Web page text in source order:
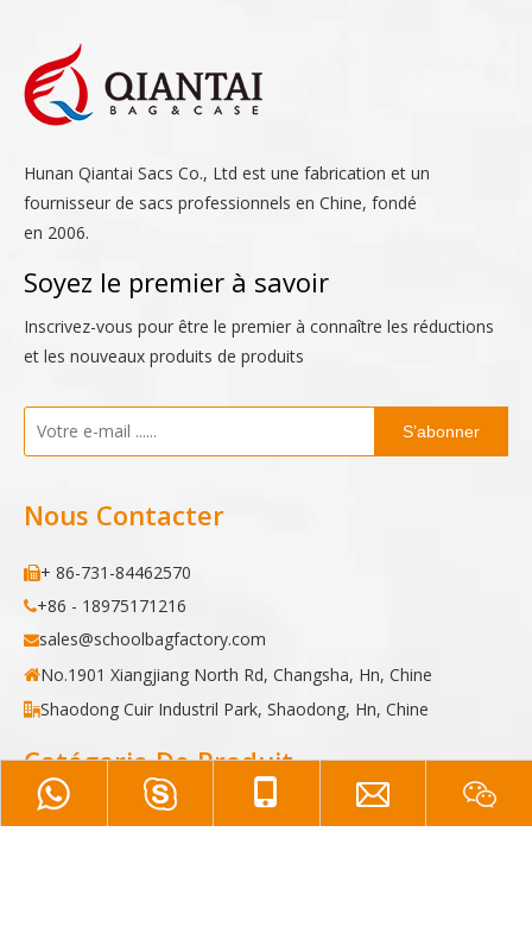
Hunan Qiantai Sacs Co., Ltd est une fabrication et un
fournisseur de sacs professionnels en Chine, fondé
en 2006.
Soyez le premier à savoir
Inscrivez-vous pour être le premier à connaître les réductions
et les nouveaux produits de produits
S’abonner
Nous Contacter
+ 86-731-84462570
+86 - 18975171216
sales@schoolbagfactory.com
No.1901 Xiangjiang North Rd, Changsha, Hn, Chine
Shaodong Cuir Industril Park, Shaodong, Hn, Chine
Catégorie De Produit
Sac à dos